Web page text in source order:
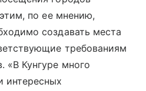
по ее мнению,
создавать места
требованиям
«В Кунгуре много
интересных